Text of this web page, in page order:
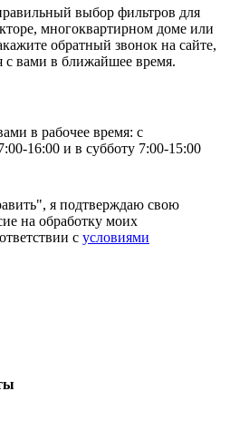
выбор фильтров для
многоквартирном доме или
обратный звонок на сайте,
с вами в ближайшее время.
в рабочее время: с
16:00 и в субботу 7:00-15:00
я подтверждаю свою
на обработку моих
с условиями